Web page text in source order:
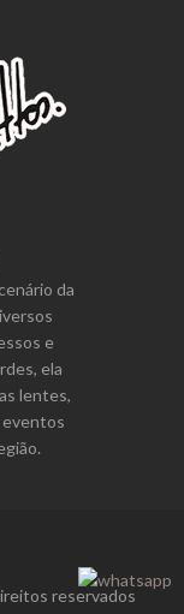
da
e
ela
lentes,
eventos
reservados